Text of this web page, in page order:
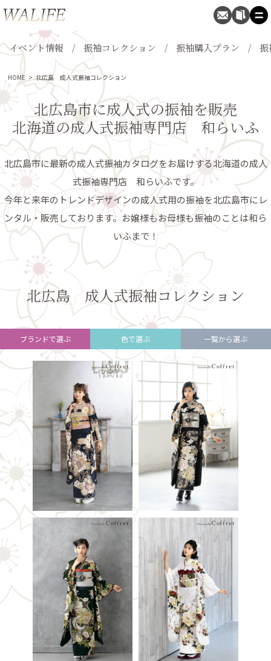
イベント情報 振袖コレクション 振袖購入プラン 振
HOME > 北広島 成人式振袖コレクション
北広島市に成人式の振袖を販売
北海道の成人式振袖専門店 和らいふ
北広島市に最新の成人式振袖カタログをお届けする北海道の成人
式振袖専門店 和らいふです。
今年と来年のトレンドデザインの成人式用の振袖を北広島市にレ
ンタル・販売しております。お嬢様もお母様も振袖のことは和ら
いふまで！
北広島 成人式振袖コレクション
ブランドで選ぶ 色で選ぶ 一覧から選ぶ